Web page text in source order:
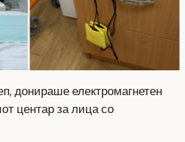
донираше електромагнетен
центар за лица со